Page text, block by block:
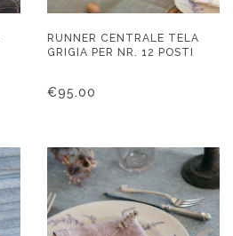
RUNNER CENTRALE TELA
GRIGIA PER NR. 12 POSTI
€95.00